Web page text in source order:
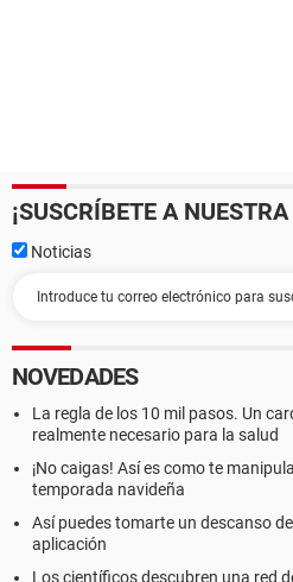
¡SUSCRÍBETE A
Noticias
NOVEDADES
La regla de los 10 mil pasos. Un
realmente necesario para la salud
¡No caigas! Así es como te
temporada navideña
Así puedes tomarte un descanso
aplicación
Los científicos descubren una red